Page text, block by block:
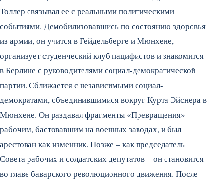
Толлер связывал ее с реальными политическими
событиями. Демобилизовавшись по состоянию здоровья
из армии, он учится в Гейдельберге и Мюнхене,
организует студенческий клуб пацифистов и знакомится
в Берлине с руководителями социал-демократической
партии. Сближается с независимыми социал-
демократами, объединившимися вокруг Курта Эйснера в
Мюнхене. Он раздавал фрагменты «Превращения»
рабочим, бастовавшим на военных заводах, и был
арестован как изменник. Позже – как председатель
Совета рабочих и солдатских депутатов – он становится
во главе баварского революционного движения. После